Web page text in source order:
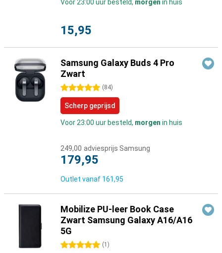
Voor 23:00 uur besteld, morgen in huis
15,95
Samsung Galaxy Buds 4 Pro
Zwart
5 sterren (84)
Scherp geprijsd
Voor 23:00 uur besteld, morgen in huis
249,00 adviesprijs Samsung
179,95
Outlet vanaf 161,95
Mobilize PU-leer Book Case
Zwart Samsung Galaxy A16/A16
5G
5 sterren (1 )